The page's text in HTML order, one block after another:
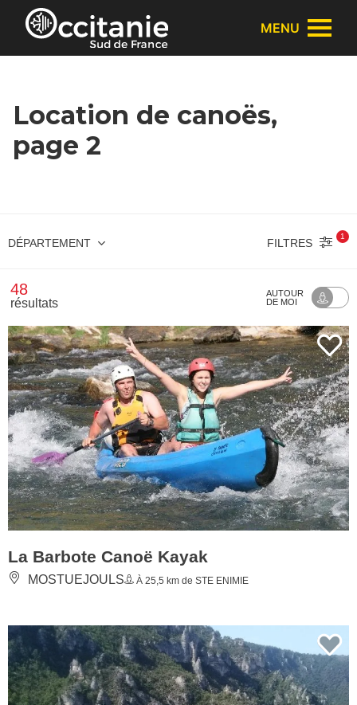
Panneau de gestion des cookies
MENU
Location de canoës,
page 2
DÉPARTEMENT FILTRES
1
48
résultats
AUTOUR
DE MOI
La Barbote Canoë Kayak
MOSTUEJOULS À 25,5 km de STE ENIMIE